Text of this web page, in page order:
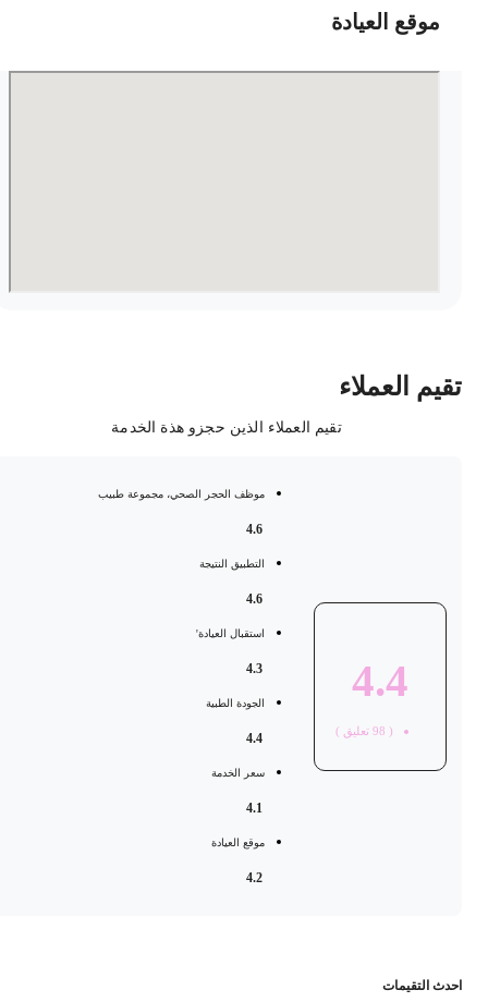
موقع العيادة
العملاء
تقيم العملاء الذين حجزو هذة الخدمة
4.4
98 تعليق )
موظف الحجر الصحي، مجموعة طبيب
التطبيق النتيجة
استقبال العيادة'
الجودة الطبية
سعر الخدمة
موقع العيادة
التقيمات